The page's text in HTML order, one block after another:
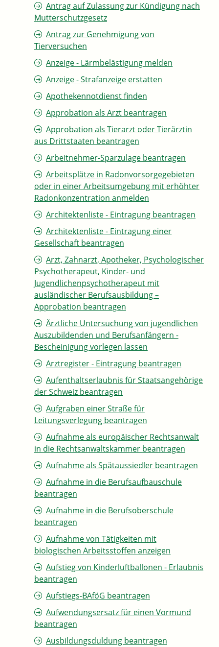
Antrag auf Zulassung zur Kündigung nach
Mutterschutzgesetz
Antrag zur Genehmigung von
Tierversuchen
Anzeige - Lärmbelästigung melden
Anzeige - Strafanzeige erstatten
Apothekennotdienst finden
Approbation als Arzt beantragen
Approbation als Tierarzt oder Tierärztin
aus Drittstaaten beantragen
Arbeitnehmer-Sparzulage beantragen
Arbeitsplätze in Radonvorsorgegebieten
oder in einer Arbeitsumgebung mit erhöhter
Radonkonzentration anmelden
Architektenliste - Eintragung beantragen
Architektenliste - Eintragung einer
Gesellschaft beantragen
Arzt, Zahnarzt, Apotheker, Psychologischer
Psychotherapeut, Kinder- und
Jugendlichenpsychotherapeut mit
ausländischer Berufsausbildung –
Approbation beantragen
Ärztliche Untersuchung von jugendlichen
Auszubildenden und Berufsanfängern -
Bescheinigung vorlegen lassen
Arztregister - Eintragung beantragen
Aufenthaltserlaubnis für Staatsangehörige
der Schweiz beantragen
Aufgraben einer Straße für
Leitungsverlegung beantragen
Aufnahme als europäischer Rechtsanwalt
in die Rechtsanwaltskammer beantragen
Aufnahme als Spätaussiedler beantragen
Aufnahme in die Berufsaufbauschule
beantragen
Aufnahme in die Berufsoberschule
beantragen
Aufnahme von Tätigkeiten mit
biologischen Arbeitsstoffen anzeigen
Aufstieg von Kinderluftballonen - Erlaubnis
beantragen
Aufstiegs-BAföG beantragen
Aufwendungsersatz für einen Vormund
beantragen
Ausbildungsduldung beantragen